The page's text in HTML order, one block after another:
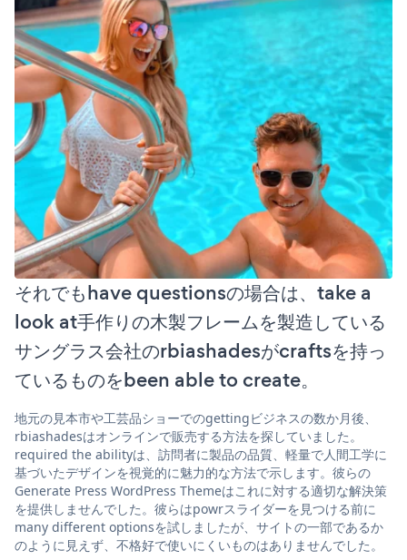
それでもhave questionsの場合は、take a
look at手作りの木製フレームを製造している
サングラス会社のrbiashadesがcraftsを持っ
ているものをbeen able to create。
地元の見本市や工芸品ショーでのgettingビジネスの数か月後、
rbiashadesはオンラインで販売する方法を探していました。
required the abilityは、訪問者に製品の品質、軽量で人間工学に
基づいたデザインを視覚的に魅力的な方法で示します。彼らの
Generate Press WordPress Themeはこれに対する適切な解決策
を提供しませんでした。彼らはpowrスライダーを見つける前に
many different optionsを試しましたが、サイトの一部であるか
のように見えず、不格好で使いにくいものはありませんでした。